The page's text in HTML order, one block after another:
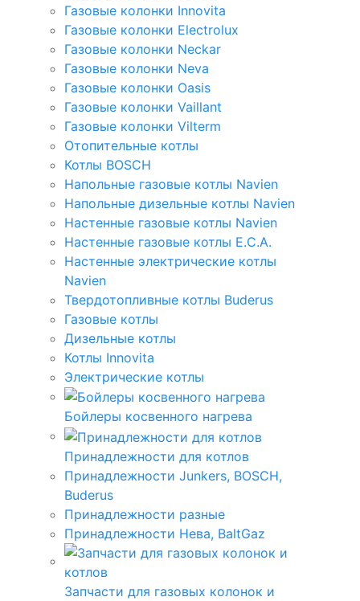
Газовые колонки Innovita
Газовые колонки Electrolux
Газовые колонки Neckar
Газовые колонки Neva
Газовые колонки Oasis
Газовые колонки Vaillant
Газовые колонки Vilterm
Отопительные котлы
Котлы BOSCH
Напольные газовые котлы Navien
Напольные дизельные котлы Navien
Настенные газовые котлы Navien
Настенные газовые котлы E.C.A.
Настенные электрические котлы
Navien
Твердотопливные котлы Buderus
Газовые котлы
Дизельные котлы
Котлы Innovita
Электрические котлы
Бойлеры косвенного нагрева
Принадлежности для котлов
Принадлежности Junkers, BOSCH,
Buderus
Принадлежности разные
Принадлежности Нева, BaltGaz
Запчасти для газовых колонок и